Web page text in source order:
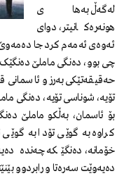
لەگەڵ بەهای
هونەرەکانیتر، دوای
ئەوەی ئەمەم کرد جا دەمەوێ
چی بوو، دەنگی ماملێ دەنگێک
حەقیقەتێکی بەرز و
تۆیە، شوناسی تۆیە، دەنگی
بۆ ئاسمان، بەڵکو ماملێ
کراوە بە گوێی تۆدا بە
خۆمانە، دەنگێکە چەندە
دەیەوێت سەرەتا و رابردوو